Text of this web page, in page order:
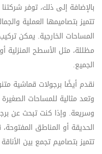
بالإضافة إلى ذلك، توفر
تتميز بتصاميمها العملية
المساحات الخارجية. يمكن
مظللة، مثل الأسطح المنزلية
الجميع.
نقدم أيضًا برجولات قماشية
وتعد مثالية للمساحات
وسريعة. وإذا كنت تبحث عن
الحديقة أو المناطق
تتميز بتصاميم تجمع بين